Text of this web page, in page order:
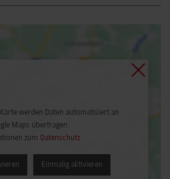
werden Daten automatisiert an
Maps übertragen.
zum Datenschutz
Einmalig aktivieren